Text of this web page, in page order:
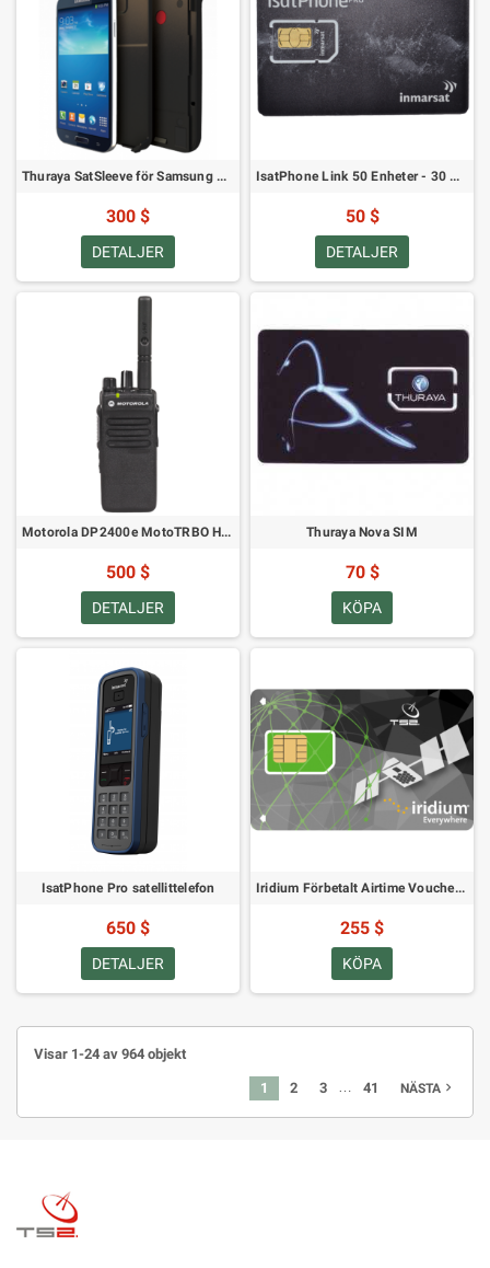
Thuraya SatSleeve för Samsung Galaxy S4
300 $
DETALJER
IsatPhone Link 50 Enheter - 30 Dagar Giltighetstid
50 $
DETALJER
Motorola DP2400e MotoTRBO Handhållen Tvåvägsradio VHF
500 $
DETALJER
Thuraya Nova SIM
70 $
KÖPA
IsatPhone Pro satellittelefon
650 $
DETALJER
Iridium Förbetalt Airtime Voucher - 100 Minuter Giltighet 60 Dagar
255 $
KÖPA
Visar 1-24 av 964 objekt
1 2 3 41 NÄSTA navigate_next